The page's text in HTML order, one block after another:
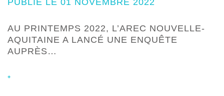
AU PRINTEMPS 2022, L’AREC NOUVELLE-
AQUITAINE A LANCÉ UNE ENQUÊTE
AUPRÈS…
+